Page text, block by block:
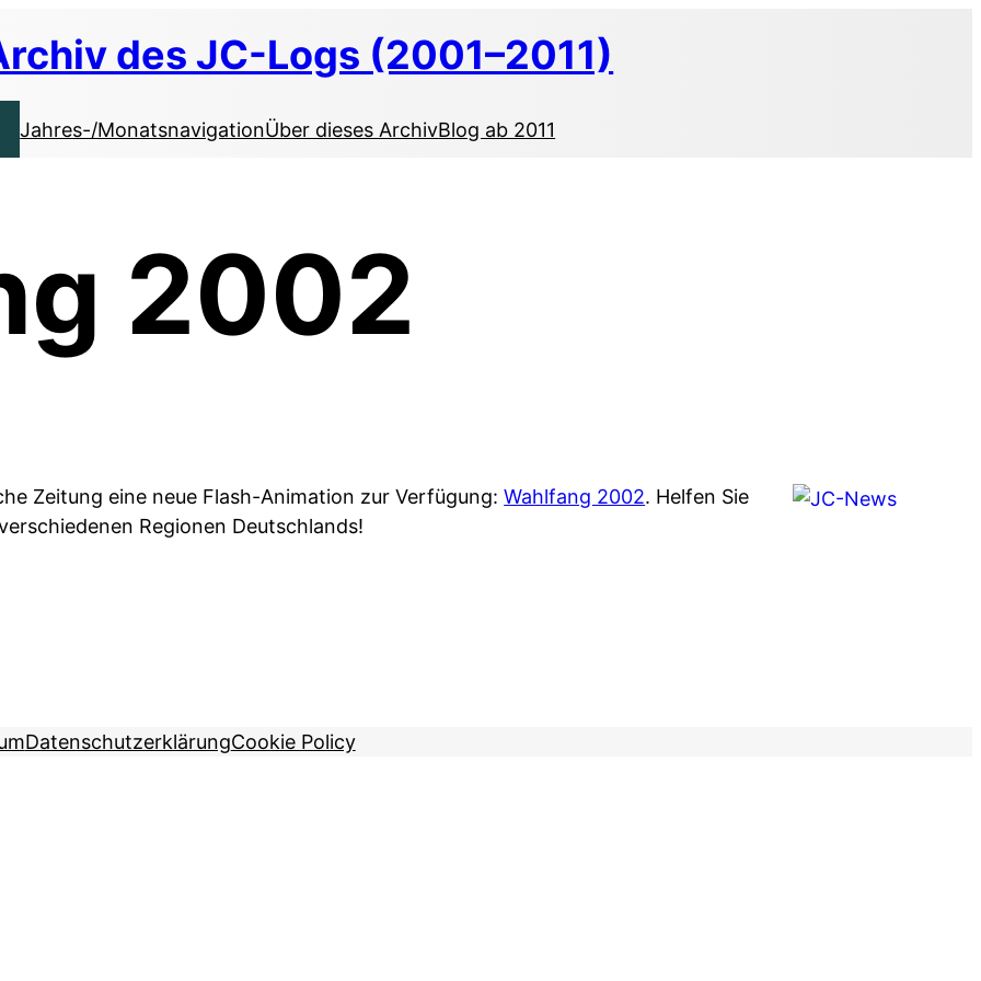
des JC-Logs (2001–2011)
Jahres-/MonatsnavigationÜber dieses ArchivBlog ab 2011
2002
Zeitung eine neue Flash-Animation zur Verfügung:Wahlfang 2002. Helfen Sie
Regionen Deutschlands!
DatenschutzerklärungCookie Policy